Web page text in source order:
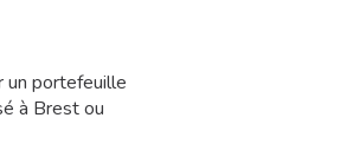
un portefeuille
à Brest ou